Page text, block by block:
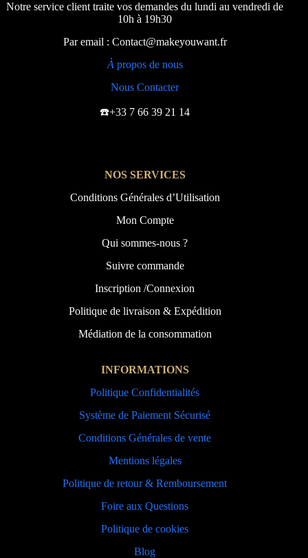
Notre service client traite vos demandes du lundi au vendredi de
10h à 19h30
Par email : Contact@makeyouwant.fr
À propos de nous
Nous Contacter
☎️+33 7 66 39 21 14
NOS SERVICES
Conditions Générales d’Utilisation
Mon Compte
Qui sommes-nous ?
Suivre commande
Inscription /Connexion
Politique de livraison & Expédition
Médiation de la consommation
INFORMATIONS
Politique Confidentialités
Système de Paiement Sécurisé
Conditions Générales de vente
Mentions légales
Politique de retour & Remboursement
Foire aux Questions
Politique de cookies
Blog